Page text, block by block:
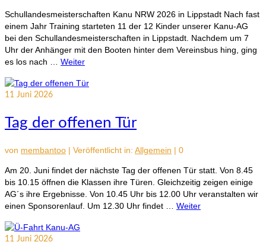
Schullandesmeisterschaften Kanu NRW 2026 in Lippstadt Nach fast
einem Jahr Training starteten 11 der 12 Kinder unserer Kanu-AG
bei den Schullandesmeisterschaften in Lippstadt. Nachdem um 7
Uhr der Anhänger mit den Booten hinter dem Vereinsbus hing, ging
es los nach … Weiter
11 Juni 2026
Tag der offenen Tür
von membantoo | Veröffentlicht in: Allgemein | 0
Am 20. Juni findet der nächste Tag der offenen Tür statt. Von 8.45
bis 10.15 öffnen die Klassen ihre Türen. Gleichzeitig zeigen einige
AG´s ihre Ergebnisse. Von 10.45 Uhr bis 12.00 Uhr veranstalten wir
einen Sponsorenlauf. Um 12.30 Uhr findet … Weiter
11 Juni 2026